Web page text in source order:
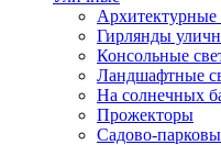
Архитектурные
Гирлянды
Консольные
Ландшафтные
На солнечных
Прожекторы
Садово-